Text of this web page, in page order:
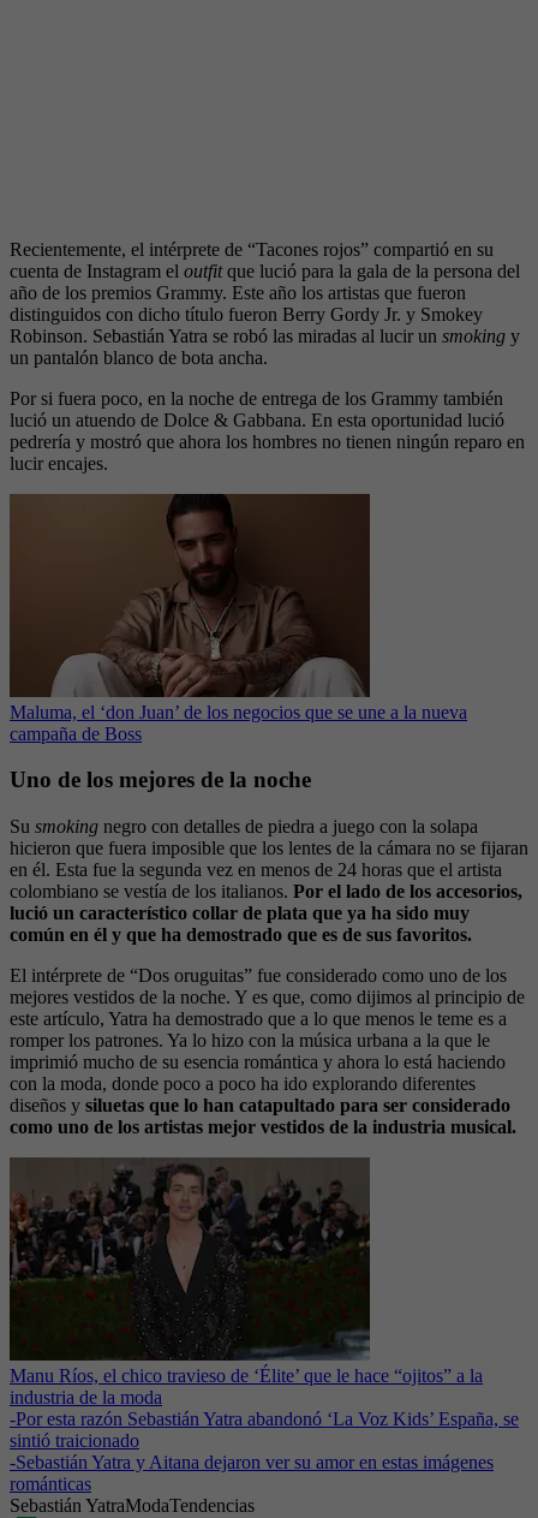
Recientemente, el intérprete de “Tacones rojos” compartió en su
cuenta de Instagram el outfitque lució para la gala de la persona del
año de los premios Grammy. Este año los artistas que fueron
distinguidos con dicho título fueron Berry Gordy Jr. y Smokey
Robinson. Sebastián Yatra se robó las miradas al lucir un smoking y
un pantalón blanco de bota ancha.
Por si fuera poco, en la noche de entrega de los Grammy también
lució un atuendo de Dolce & Gabbana. En esta oportunidad lució
pedrería y mostró que ahora los hombres no tienen ningún reparo en
lucir encajes.
Maluma, el ‘don Juan’ de los negocios que se une a la nueva
campaña de Boss
Uno de los mejores de la noche
Su smoking negro con detalles de piedra a juego con la solapa
hicieron que fuera imposible que los lentes de la cámara no se fijaran
en él. Esta fue la segunda vez en menos de 24 horas que el artista
colombiano se vestía de los italianos. Por el lado de los accesorios,
lució un característico collar de plata que ya ha sido muy
común en él y que ha demostrado que es de sus favoritos.
El intérprete de “Dos oruguitas” fue considerado como uno de los
mejores vestidos de la noche. Y es que, como dijimos al principio de
este artículo, Yatra ha demostrado que a lo que menos le teme es a
romper los patrones. Ya lo hizo con la música urbana a la que le
imprimió mucho de su esencia romántica y ahora lo está haciendo
con la moda, donde poco a poco ha ido explorando diferentes
diseños y siluetas que lo han catapultado para ser considerado
como uno de los artistas mejor vestidos de la industria musical.
Manu Ríos, el chico travieso de ‘Élite’ que le hace “ojitos” a la
industria de la moda
-Por esta razón Sebastián Yatra abandonó ‘La Voz Kids’ España, se
sintió traicionado
-Sebastián Yatra y Aitana dejaron ver su amor en estas imágenes
románticas
Sebastián YatraModaTendencias